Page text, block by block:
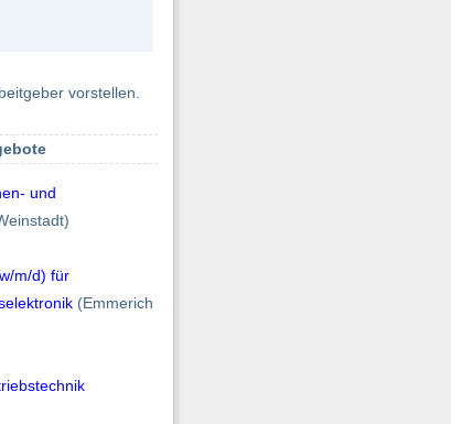
vorstellen.
und
m/d) für
(Emmerich